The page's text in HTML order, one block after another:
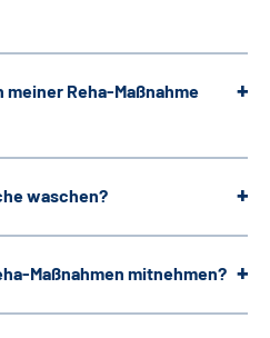
meiner Reha-Maßnahme
waschen?
Maßnahmen mitnehmen?